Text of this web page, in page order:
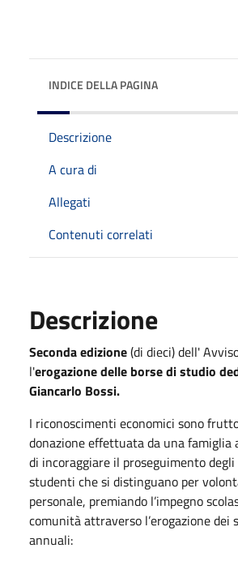
INDICE DELLA PAGINA
Descrizione
A cura di
Allegati
Contenuti correlati
Descrizione
Seconda edizione(di dieci) dell'
l'erogazione delle borse di studio
Giancarlo Bossi.
I riconoscimenti economici sono
donazione effettuata da una famiglia
di incoraggiare il proseguimento
studenti che si distinguano per
personale, premiando l’impegno
comunità attraverso l’erogazione dei
annuali: